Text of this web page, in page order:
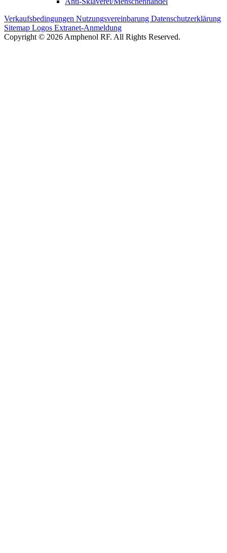
Verkaufsbedingungen Nutzungsvereinbarung Datenschutzerklärung
Sitemap Logos Extranet-Anmeldung
Copyright © 2026 Amphenol RF. All Rights Reserved.